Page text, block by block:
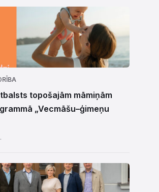
topošajām māmiņām
„Vecmāšu–ģimeņu